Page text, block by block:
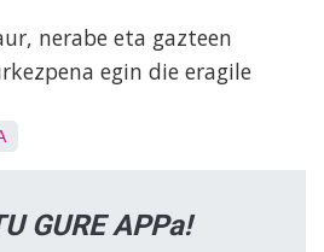
nerabe eta gazteen
egin die eragile
GURE APPa!